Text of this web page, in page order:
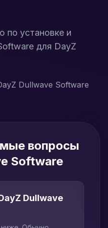
по установке и
для DayZ
Dullwave Software
вопросы
Software
Dullwave